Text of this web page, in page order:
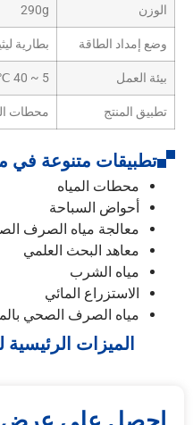
الوزن 290g
وضع إمداد الطاقة بطارية
بيئة العمل 5 ~ 40 ℃ ℃ 0 ~ 80%RH
تطبيق المنتج محطات
تطبيقات متنوعة في
محطات المياه
أحواض السباحة
معالجة مياه الصرف
معاهد البحث العلمي
مياه الشرب
الاستزراع المائي
مياه الصرف الصحي
الميزات